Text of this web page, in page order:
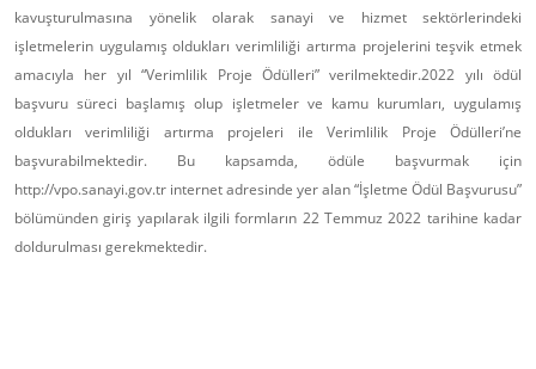
kavuşturulmasına yönelik olarak sanayi ve hizmet sektörlerindeki
işletmelerin uygulamış oldukları verimliliği artırma projelerini teşvik etmek
amacıyla her yıl “Verimlilik Proje Ödülleri” verilmektedir.2022 yılı ödül
başvuru süreci başlamış olup işletmeler ve kamu kurumları, uygulamış
oldukları verimliliği artırma projeleri ile Verimlilik Proje Ödülleri’ne
başvurabilmektedir. Bu kapsamda, ödüle başvurmak için
http://vpo.sanayi.gov.tr internet adresinde yer alan “İşletme Ödül Başvurusu”
bölümünden giriş yapılarak ilgili formların 22 Temmuz 2022 tarihine kadar
doldurulması gerekmektedir.